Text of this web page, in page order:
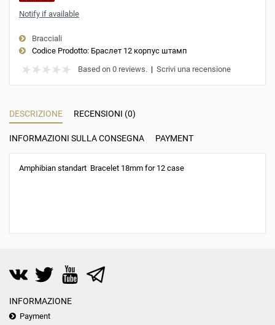
Notify if available
Bracciali
Codice Prodotto: Браслет 12 корпус штамп
Based on 0 reviews. | Scrivi una recensione
DESCRIZIONE RECENSIONI (0)
INFORMAZIONI SULLA CONSEGNA PAYMENT
Amphibian standart Bracelet 18mm for 12 case
INFORMAZIONE
Payment